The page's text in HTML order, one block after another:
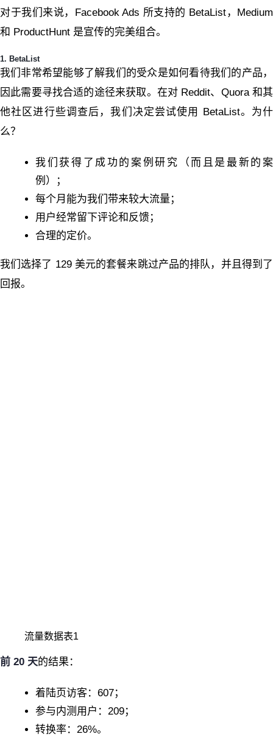
对于我们来说，Facebook Ads 所支持的 BetaList，Medium
和 ProductHunt 是宣传的完美组合。
1. BetaList
我们非常希望能够了解我们的受众是如何看待我们的产品，
因此需要寻找合适的途径来获取。在对 Reddit、Quora 和其
他社区进行些调查后，我们决定尝试使用 BetaList。为什
么？
我们获得了成功的案例研究（而且是最新的案
例）；
每个月能为我们带来较大流量；
用户经常留下评论和反馈；
合理的定价。
我们选择了 129 美元的套餐来跳过产品的排队，并且得到了
回报。
流量数据表1
前 20 天的结果：
着陆页访客：607；
参与内测用户：209；
转换率：26%。